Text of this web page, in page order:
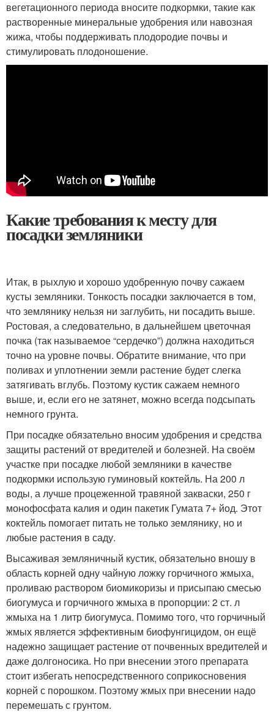
вегетационного периода вносите подкормки, такие как
растворенные минеральные удобрения или навозная
жижа, чтобы поддерживать плодородие почвы и
стимулировать плодоношение.
Какие требования к месту для
посадки земляники
Итак, в рыхлую и хорошо удобренную почву сажаем
кусты земляники. Тонкость посадки заключается в том,
что землянику нельзя ни заглубить, ни посадить выше.
Ростовая, а следовательно, в дальнейшем цветочная
почка (так называемое “сердечко”) должна находиться
точно на уровне почвы. Обратите внимание, что при
поливах и уплотнении земли растение будет слегка
затягивать вглубь. Поэтому кустик сажаем немного
выше, и, если его не затянет, можно всегда подсыпать
немного грунта.
При посадке обязательно вносим удобрения и средства
защиты растений от вредителей и болезней. На своём
участке при посадке любой земляники в качестве
подкормки использую гуминовый коктейль. На 200 л
воды, а лучше процеженной травяной закваски, 250 г
монофосфата калия и один пакетик Гумата 7+ йод. Этот
коктейль помогает питать не только землянику, но и
любые растения в саду.
Высаживая земляничный кустик, обязательно вношу в
область корней одну чайную ложку горчичного жмыха,
проливаю раствором биомикоризы и присыпаю смесью
биогумуса и горчичного жмыха в пропорции: 2 ст. л
жмыха на 1 литр биогумуса. Помимо того, что горчичный
жмых является эффективным биофунгицидом, он ещё
надежно защищает растение от почвенных вредителей и
даже долгоносика. Но при внесении этого препарата
стоит избегать непосредственного соприкосновения
корней с порошком. Поэтому жмых при внесении надо
перемешать с грунтом.